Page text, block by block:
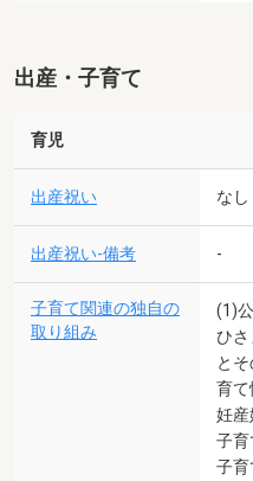
出産・子育て
育児
出産祝い なし
出産祝い-備考 -
子育て関連の独自の
取り組み
(1)
ひさ
と
育て
妊産
子育
子育